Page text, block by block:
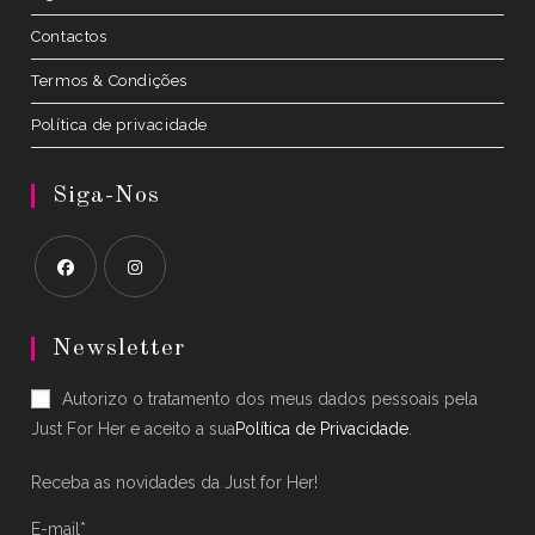
Contactos
Termos & Condições
Política de privacidade
Siga-Nos
in
new
tab
in
new
tab
Newsletter
Autorizo o tratamento dos meus dados pessoais pela
Just For Her e aceito a suaPolítica de Privacidade
Receba as novidades da Just for Her!
E-mail*